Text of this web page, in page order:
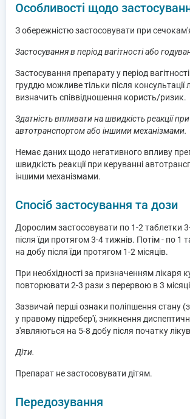
Особливості щодо
З обережністю застосовувати при
Застосування в період вагітності або
Застосування препарату у період
груддю можливе тільки після консультації
визначить співвідношення користь/ризик.
Здатність впливати на швидкість реакції
автотранспортом або іншими механізмами.
Немає даних щодо негативного впливу
швидкість реакції при керуванні
іншими механізмами.
Спосіб застосування та дози
Дорослим застосовувати по 1-2 таблетки
після їди протягом 3-4 тижнів. Потім - по 1
на добу після їди протягом 1-2 місяців.
При необхідності за призначенням лікаря
повторювати 2-3 рази з перервою в 3
Зазвичай перші ознаки поліпшення стану
у правому підребер'ї, зникнення
з'являються на 5-8 добу після початку
Діти.
Препарат не застосовувати дітям.
Передозування